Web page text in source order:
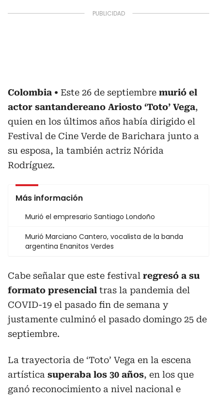
Colombia Este 26 de septiembre murió el
actor santandereano Ariosto ‘Toto’ Vega,
quien en los últimos años había dirigido el
Festival de Cine Verde de Barichara junto a
su esposa, la también actriz Nórida
Rodríguez.
Más información
Murió el empresario Santiago Londoño
Murió Marciano Cantero, vocalista de la banda
argentina Enanitos Verdes
Cabe señalar que este festival regresó a su
formato presencial tras la pandemia del
COVID-19 el pasado fin de semana y
justamente culminó el pasado domingo 25 de
septiembre.
La trayectoria de ‘Toto’ Vega en la escena
artística superaba los 30 años, en los que
ganó reconocimiento a nivel nacional e